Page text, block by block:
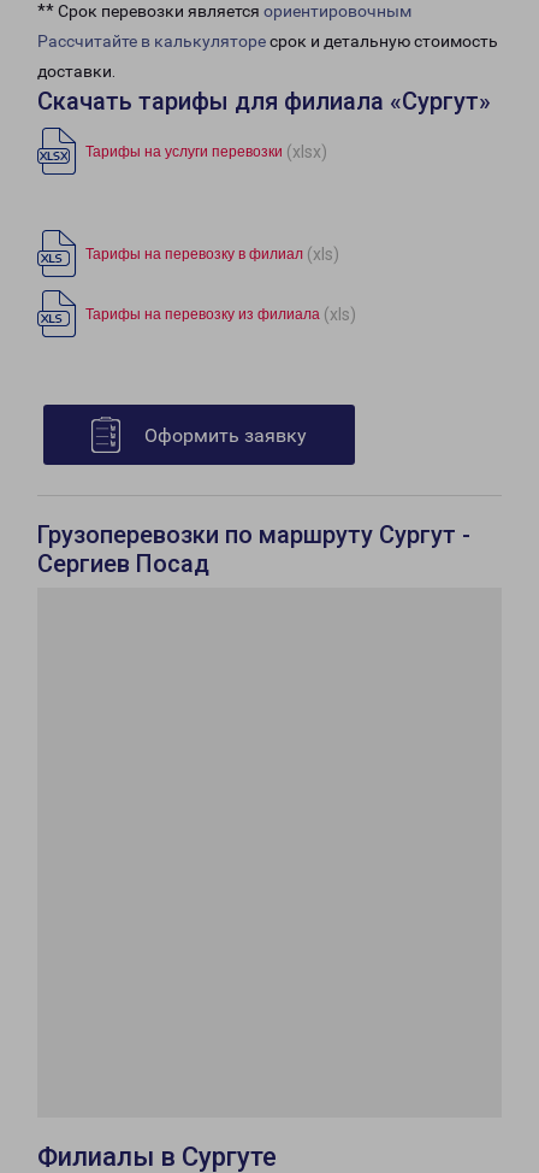
** Срок перевозки является ориентировочным
Рассчитайте в калькуляторесрок и детальную стоимость
доставки.
Скачать тарифы для филиала «Сургут»
Тарифы на услуги перевозки (xlsx)
Тарифы на перевозку в филиал (xls)
Тарифы на перевозку из филиала (xls)
Оформить заявку
Грузоперевозки по маршруту Сургут -
Сергиев Посад
Филиалы в Сургуте